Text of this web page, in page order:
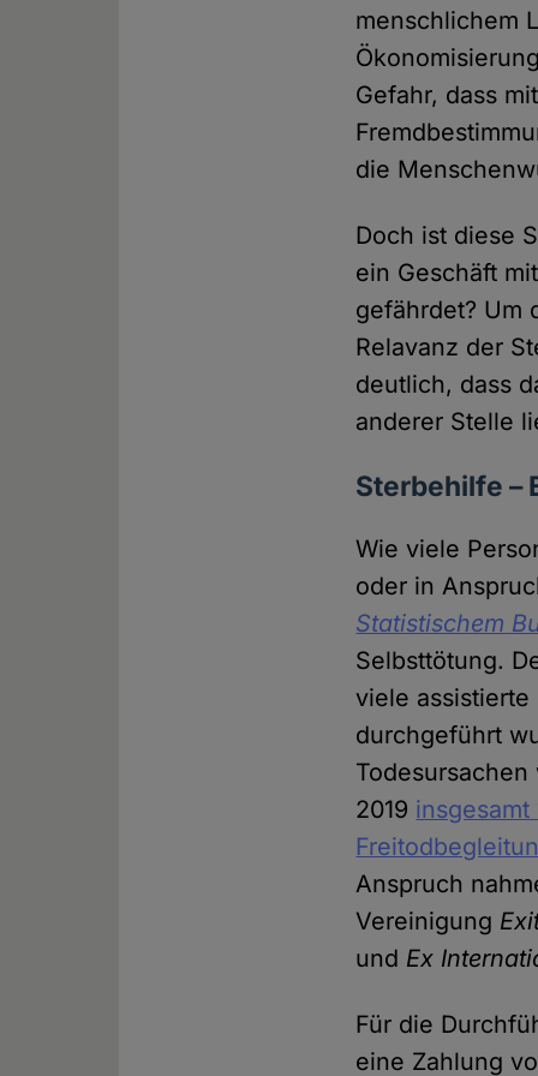
menschlichem
Gefahr, dass
die
Doch ist diese
ein Geschäft
gefährdet? Um
Relavanz der
deutlich, dass
anderer Stelle
Sterbehilfe –
Wie viele
oder in
Statistischem
Selbsttötung.
viele
durchgeführt
2019
Anspruch
Vereinigung
und Ex
Für die
eine Zahlung